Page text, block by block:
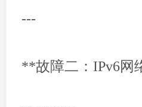
---
**故障二：IPv6网